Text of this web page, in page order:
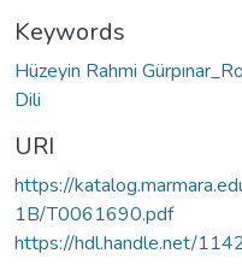
Keywords
Hüzeyin Rahmi
Dili
URI
https://
1B/T0061690.pdf
https://hdl.handle.net/